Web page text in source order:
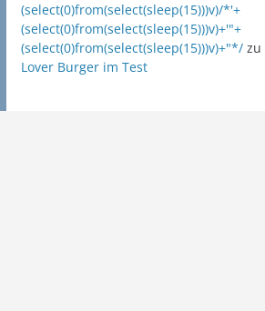
(select(0)from(select(sleep(15)))v)/*'+
(select(0)from(select(sleep(15)))v)+'"+
(select(0)from(select(sleep(15)))v)+"*/zu
Lover Burger im Test